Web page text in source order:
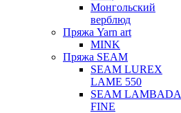
Монгольский
верблюд
Пряжа Yarn art
MINK
Пряжа SEAM
SEAM LUREX
LAME 550
SEAM LAMBADA
FINE